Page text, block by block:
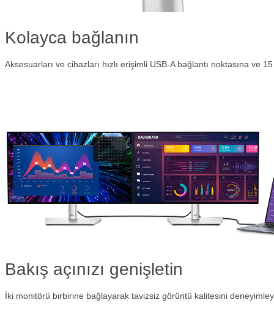
Kolayca bağlanın
Aksesuarları ve cihazları hızlı erişimli USB-A bağlantı noktasına ve
Bakış açınızı genişletin
İki monitörü birbirine bağlayarak tavizsiz görüntü kalitesini